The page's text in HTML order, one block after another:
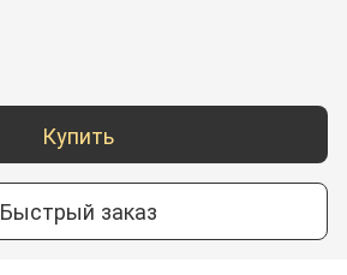
Купить
Быстрый заказ